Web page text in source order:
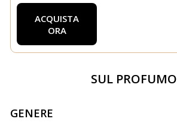
ACQUISTA
ORA
SUL PROFUMO
GENERE